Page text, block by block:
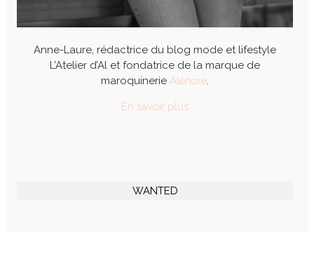
Anne-Laure, rédactrice du blog mode et lifestyle
L’Atelier d’Al et fondatrice de la marque de
maroquinerie Alénore.
En savoir plus
WANTED